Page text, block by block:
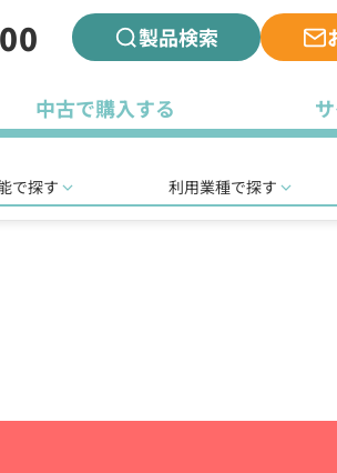
製品検索
中古で購入する
で探す 利用業種で探す